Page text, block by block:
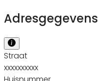
Adresgegevens
Straat
xxxxxxxxxx